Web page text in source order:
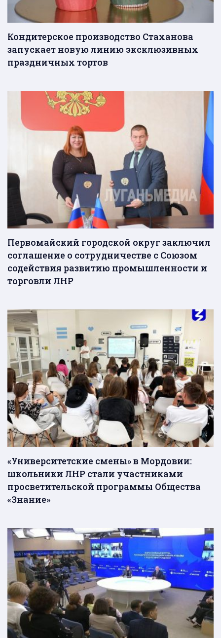
Кондитерское производство Стаханова
запускает новую линию эксклюзивных
праздничных тортов
Первомайский городской округ заключил
соглашение о сотрудничестве с Союзом
содействия развитию промышленности и
торговли ЛНР
«Университетские смены» в Мордовии:
школьники ЛНР стали участниками
просветительской программы Общества
«Знание»